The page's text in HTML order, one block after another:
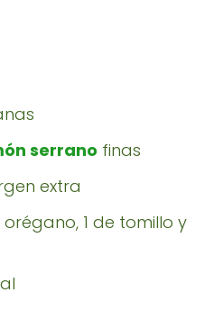
serrano finas
extra
1 de tomillo y